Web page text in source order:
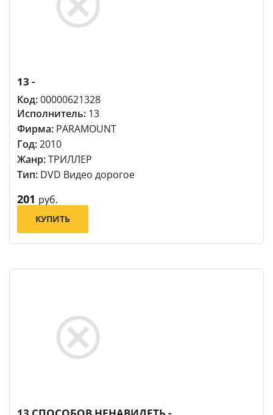
13 -
Код:00000621328
Исполнитель: 13
Фирма: PARAMOUNT
Год:2010
Жанр:ТРИЛЛЕР
Тип: DVD Видео дорогое
201 руб.
КУПИТЬ